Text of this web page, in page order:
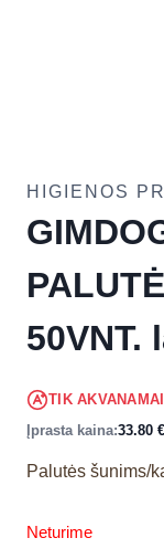
HIGIENOS
50VNT.
TIK
Įprasta kaina:33.80 €
Palutės šunims/
Neturime